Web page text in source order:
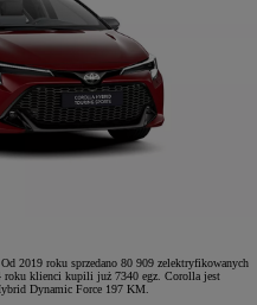
2019 roku sprzedano 80 909 zelektryfikowanych
roku klienci kupili już 7340 egz. Corolla jest
Dynamic Force 197 KM.